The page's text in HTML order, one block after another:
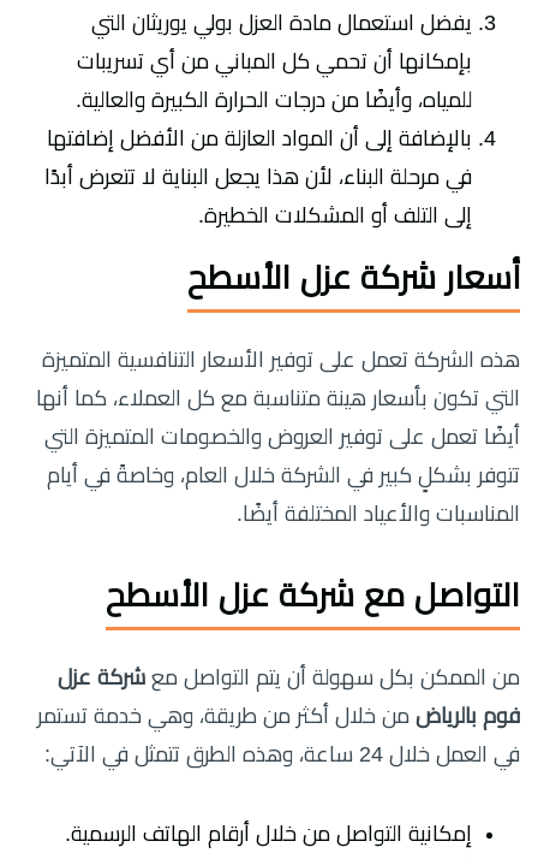
يفضل استعمال مادة العزل بولي يوريثان التي
بإمكانها أن تحمي كل المباني من أي تسريبات
للمياه، وأيضًا من درجات الحرارة الكبيرة والعالية.
بالإضافة إلى أن المواد العازلة من الأفضل إضافتها
في مرحلة البناء، لأن هذا يجعل البناية لا تتعرض أبدًا
إلى التلف أو المشكلات الخطيرة.
أسعار شركة عزل الأسطح
هذه الشركة تعمل على توفير الأسعار التنافسية المتميزة
التي تكون بأسعار هينة متناسبة مع كل العملاء، كما أنها
أيضًا تعمل على توفير العروض والخصومات المتميزة التي
تتوفر بشكلٍ كبير في الشركة خلال العام، وخاصةً في أيام
المناسبات والأعياد المختلفة أيضًا.
التواصل مع شركة عزل الأسطح
من الممكن بكل سهولة أن يتم التواصل مع شركة عزل
فوم بالرياض من خلال أكثر من طريقة، وهي خدمة تستمر
في العمل خلال 24 ساعة، وهذه الطرق تتمثل في الآتي:
إمكانية التواصل من خلال أرقام الهاتف الرسمية.